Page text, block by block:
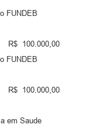
FUNDEB
R$ 100.000,00
FUNDEB
R$ 100.000,00
em Saude